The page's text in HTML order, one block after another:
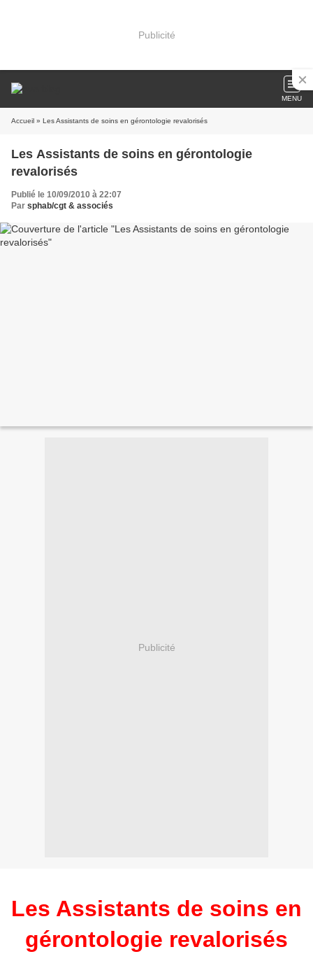
Publicité
MENU
Accueil » Les Assistants de soins en gérontologie revalorisés
Les Assistants de soins en gérontologie
revalorisés
Publié le 10/09/2010 à 22:07
Par sphab/cgt & associés
Publicité
Les Assistants de soins en
gérontologie revalorisés